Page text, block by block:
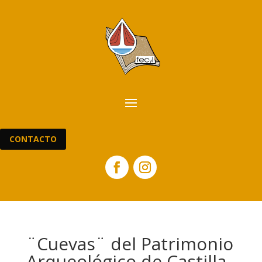
CONTACTO
¨Cuevas¨ del Patrimonio